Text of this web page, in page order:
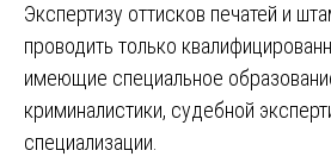
Экспертизу оттисков печатей и
проводить только
имеющие специальное
криминалистики, судебной
специализации.